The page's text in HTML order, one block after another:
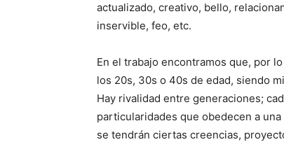
actualizado, creativo, bello,
inservible, feo, etc.
En el trabajo encontramos que, por
los 20s, 30s o 40s de edad, siendo
Hay rivalidad entre generaciones;
particularidades que obedecen a
se tendrán ciertas creencias,